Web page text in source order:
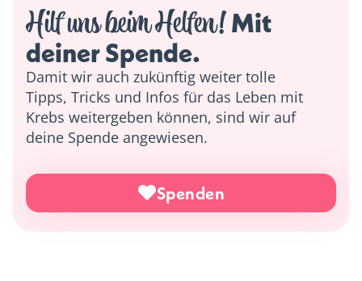
Hilf uns beim Helfen! Mit
deiner Spende.
Damit wir auch zukünftig weiter tolle
Tipps, Tricks und Infos für das Leben mit
Krebs weitergeben können, sind wir auf
deine Spende angewiesen.
Spenden